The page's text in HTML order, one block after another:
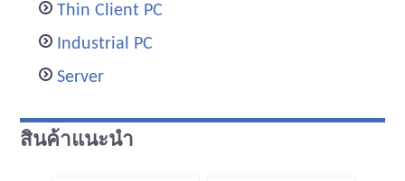
Thin Client PC
Industrial PC
Server
สินค้าแนะนำ